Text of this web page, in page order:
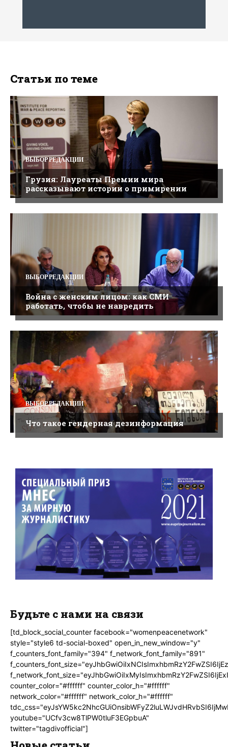
Статьи по теме
ВЫБОР РЕДАКЦИИ
Грузия: Лауреаты Премии мира
рассказывают истории о примирении
ВЫБОР РЕДАКЦИИ
Война с женским лицом: как СМИ
работать, чтобы не навредить
ВЫБОР РЕДАКЦИИ
Что такое гендерная дезинформация
Будьте с нами на связи
[td_block_social_counter facebook="womenpeacenetwork"
style="style6 td-social-boxed" open_in_new_window="y"
f_counters_font_family="394" f_network_font_family="891"
counter_color="#ffffff" counter_color_h="#ffffff"
network_color="#ffffff" network_color_h="#ffffff"
youtube="UCfv3cw8TlPW0tluF3EGpbuA"
twitter="tagdivofficial"]